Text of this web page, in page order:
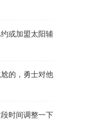
或加盟太阳辅
的，勇士对他
时间调整一下